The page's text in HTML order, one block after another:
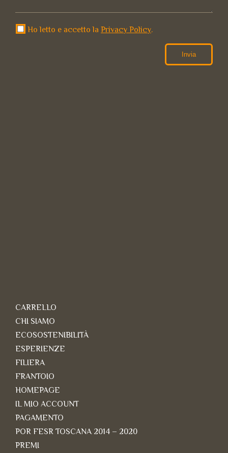
CARRELLO
CHI SIAMO
ECOSOSTENIBILITÀ
ESPERIENZE
FILIERA
FRANTOIO
HOMEPAGE
IL MIO ACCOUNT
PAGAMENTO
POR FESR TOSCANA 2014 – 2020
PREMI
Ho letto e accetto la Privacy Policy.